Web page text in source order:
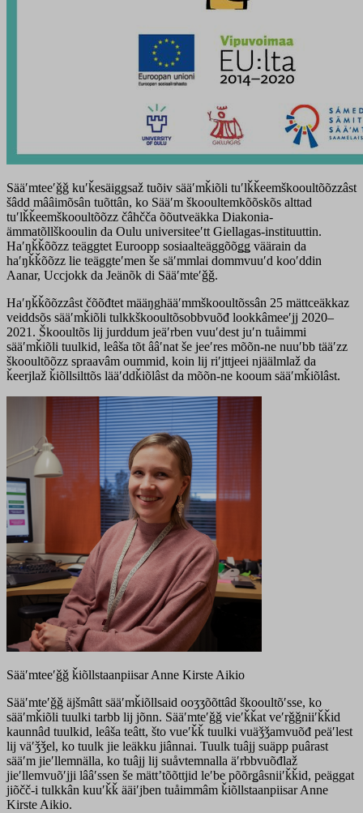
Sääʹmteeʹǧǧ kuʹǩesäiggsaž tuõiv sääʹmǩiõli tuʹlǩǩeemškooultõõzzâst
šâdd mââimõsân tuõttân, ko Sääʹm škooultemkõõskõs alttad
tuʹlǩǩeemškooultõõzz čâhčča õõutveäkka Diakonia-
ämmatõllškooulin da Oulu universiteeʹtt Giellagas-instituuttin.
Haʹŋǩǩõõzz teäggtet Euroopp sosiaalteäggõõǥǥ väärain da
haʹŋǩǩõõzz lie teäggteʹmen še säʹmmlai dommvuuʹd kooʹddin
Aanar, Uccjokk da Jeänõk di Sääʹmteʹǧǧ.
Haʹŋǩǩõõzzâst čõõđtet määŋghääʹmmškooultõssân 25 mättceäkkaz
veiddsõs sääʹmǩiõli tulkkškooultõsobbvuõđ lookkâmeeʹjj 2020–
2021. Škooultõs lij jurddum jeäʹrben vuuʹdest juʹn tuåimmi
sääʹmǩiõli tuulkid, leâša tõt ââʹnat še jeeʹres mõõn-ne nuuʹbb tääʹzz
škooultõõzz spraavâm oummid, koin lij riʹjttjeei njäälmlaž da
ǩeerjlaž ǩiõllsilttõs lääʹddǩiõlâst da mõõn-ne kooum sääʹmǩiõlâst.
Sääʹmteeʹǧǧ ǩiõllstaanpiisar Anne Kirste Aikio
Sääʹmteʹǧǧ äjšmâtt sääʹmǩiõllsaid ooʒʒõõttâd škooultõʹsse, ko
sääʹmǩiõli tuulki tarbb lij jõnn. Sääʹmteʹǧǧ vieʹǩǩat veʹrǧǧniiʹǩǩid
kaunnâd tuulkid, leâša teâtt, što vueʹǩǩ tuulki vuäǯǯamvuõđ peäʹlest
lij väʹǯǯel, ko tuulk jie leäkku jiânnai. Tuulk tuâjj suäpp puârast
sääʹm jieʹllemnälla, ko tuâjj lij suåvtemnalla äʹrbbvuõđlaž
jieʹllemvuõʹjji lââʹssen še mättʼtõõttjid leʹbe põõrǥâsniiʹǩǩid, peäggat
jiõčč-i tulkkân kuuʹǩǩ ääiʹjben tuåimmâm ǩiõllstaanpiisar Anne
Kirste Aikio.